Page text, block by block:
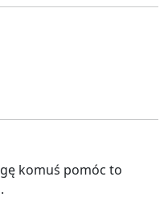
komuś pomóc to